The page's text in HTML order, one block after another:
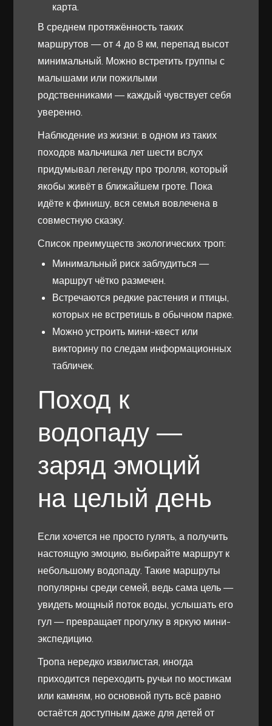
карта.
В среднем протяжённость таких
маршрутов — от 4 до 8 км, перепад высот
минимальный. Можно встретить группы с
малышами или пожилыми
родственниками — каждый чувствует себя
уверенно.
Наблюдение из жизни: в одном из таких
походов мальчишка лет шести вслух
придумывал легенду про тролля, который
якобы живёт в ближайшем гроте. Пока
идёте к финишу, вся семья вовлечена в
совместную сказку.
Список преимуществ экологических троп:
Минимальный риск заблудиться —
маршрут чётко размечен.
Встречаются редкие растения и птицы,
которых не встретишь в обычном парке.
Можно устроить мини-квест или
викторину по следам информационных
табличек.
Поход к
водопаду —
заряд эмоций
на целый день
Если хочется не просто гулять, а получить
настоящую эмоцию, выбирайте маршрут к
небольшому водопаду. Такие маршруты
популярны среди семей, ведь сама цель —
увидеть мощный поток воды, услышать его
гул — превращает прогулку в яркую мини-
экспедицию.
Тропа нередко извилистая, иногда
приходится переходить ручьи по мостикам
или камням, но основной путь всё равно
остаётся доступным даже для детей от